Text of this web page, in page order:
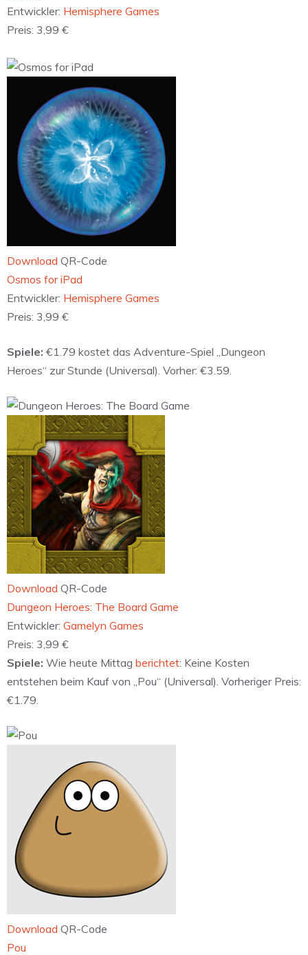
Entwickler: Hemisphere Games
Preis: 3,99 €
Download QR-Code
‎Osmos for iPad
Entwickler: Hemisphere Games
Preis: 3,99 €
Spiele: €1.79 kostet das Adventure-Spiel „Dungeon
Heroes“ zur Stunde (Universal). Vorher: €3.59.
Download QR-Code
‎Dungeon Heroes: The Board Game
Entwickler: Gamelyn Games
Preis: 3,99 €
Spiele: Wie heute Mittag berichtet: Keine Kosten
entstehen beim Kauf von „Pou“ (Universal). Vorheriger Preis:
€1.79.
Download QR-Code
‎Pou